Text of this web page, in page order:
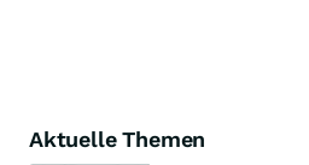
Aktuelle Themen